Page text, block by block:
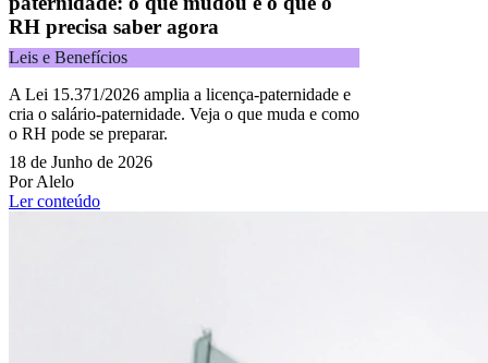
RH precisa saber agora
Leis e Benefícios
A Lei 15.371/2026 amplia a licença-paternidade e
cria o salário-paternidade. Veja o que muda e como
o RH pode se preparar.
18 de Junho de 2026
Por Alelo
Ler conteúdo